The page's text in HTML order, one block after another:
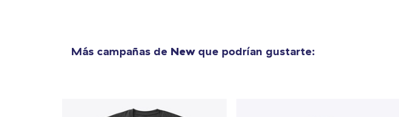
Más campañas de Newque podrían gustarte: